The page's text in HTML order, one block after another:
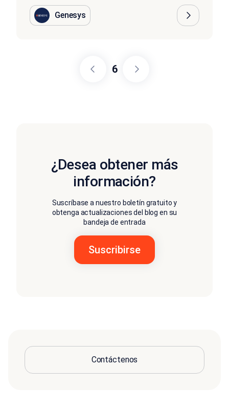
Genesys
6
¿Desea obtener más
información?
Suscríbase a nuestro boletín gratuito y
obtenga actualizaciones del blog en su
bandeja de entrada
Contáctenos